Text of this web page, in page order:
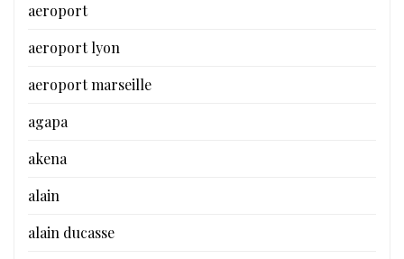
aeroport
aeroport lyon
aeroport marseille
agapa
akena
alain
alain ducasse